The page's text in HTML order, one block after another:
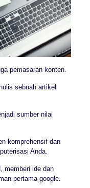
pemasaran konten.
sebuah artikel
sumber nilai
komprehensif dan
Anda.
memberi ide dan
pertama google.